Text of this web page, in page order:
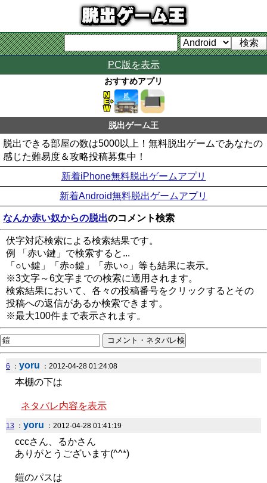
PC版を表示
おすすめアプリ
脱出ゲーム王
脱出できる部屋の数は5000以上！無料脱出ゲームであなたの
感じた難易度＆攻略投稿募集中！
新着iPhone無料脱出ゲームアプリ
新着Android無料脱出ゲームアプリ
なんか赤い奴からの脱出のコメント検索
伏字対応検索による検索結果です。
例 「赤い鍵」で検索すると...
「○い鍵」「赤○鍵」「赤い○」等も結果に表示。
※3文字～6文字までの検索に適用されます。
検索結果において、各々の投稿番号をクリックするとその
投稿への返信があるか検索できます。
※最大100件まで表示されます。
6 ： yoru ：2012-04-28 01:24:08
本棚の下は
ネタバレ内容を表示
13 ： yoru ：2012-04-28 01:41:19
cccさん、るかさん
ありがとうございます(^^*)
鎧のパスは